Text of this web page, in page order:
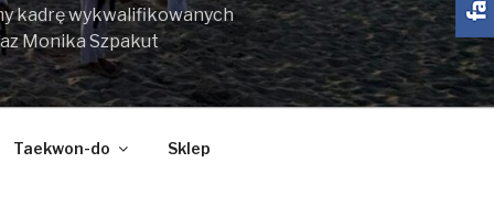
kadrę wykwalifikowanych
Monika Szpakut
Taekwon-do Sklep